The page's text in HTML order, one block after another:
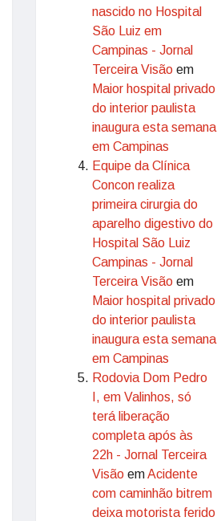
nascido no Hospital
São Luiz em
Campinas - Jornal
Terceira Visão em
Maior hospital privado
do interior paulista
inaugura esta semana
em Campinas
Equipe da Clínica
Concon realiza
primeira cirurgia do
aparelho digestivo do
Hospital São Luiz
Campinas - Jornal
Terceira Visão em
Maior hospital privado
do interior paulista
inaugura esta semana
em Campinas
Rodovia Dom Pedro
I, em Valinhos, só
terá liberação
completa após às
22h - Jornal Terceira
Visão emAcidente
com caminhão bitrem
deixa motorista ferido